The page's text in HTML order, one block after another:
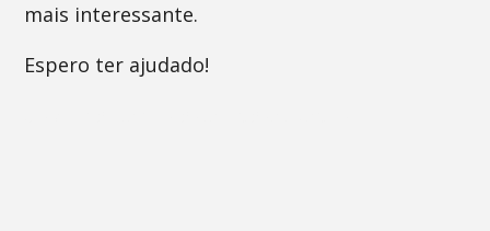
mais interessante.
Espero ter ajudado!